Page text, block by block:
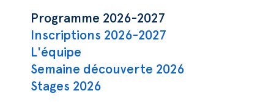
Navigation principale
Programme 2026-2027
Inscriptions 2026-2027
L'équipe
Semaine découverte 2026
Stages 2026